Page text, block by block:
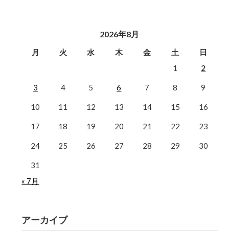
2026年8月
月 火 水 木 金 土
日
1
2
3 4 5 6 7 8 9
10 11 12 13 14 15 16
17 18 19 20 21 22 23
24 25 26 27 28 29 30
31
« 7月
アーカイブ